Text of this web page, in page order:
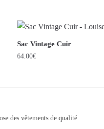
Sac Vintage Cuir
64.00€
variations.
des vêtements de qualité.